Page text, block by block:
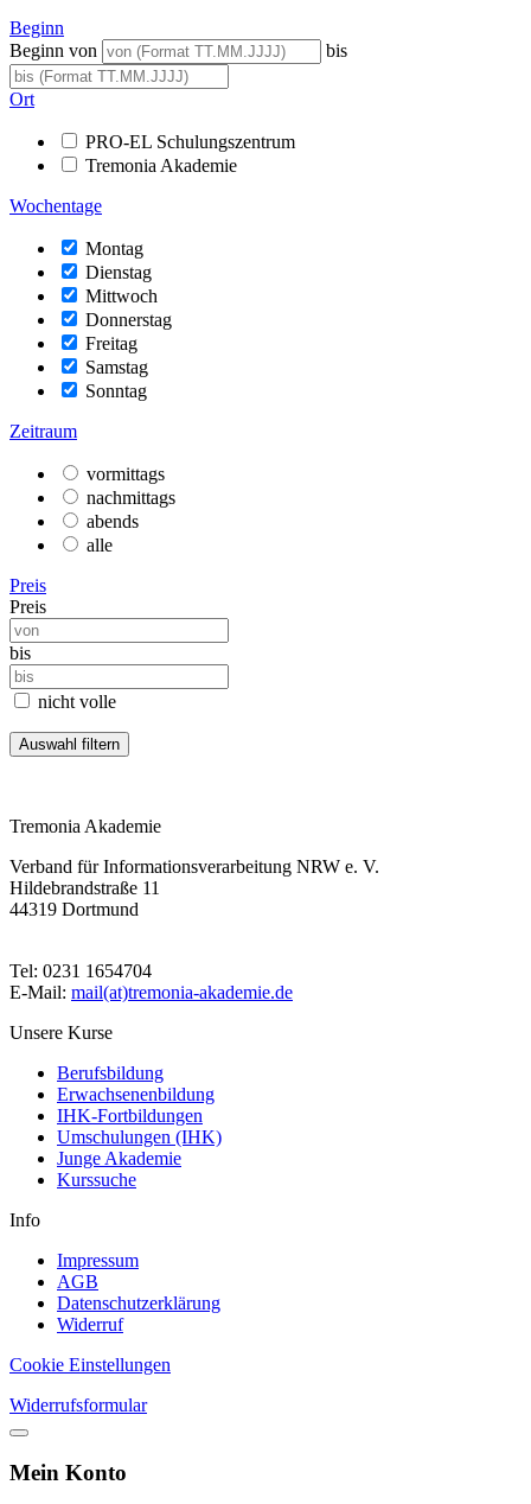
Beginn
Beginn von
bis
Ort
PRO-EL Schulungszentrum
Tremonia Akademie
Wochentage
Montag
Dienstag
Mittwoch
Donnerstag
Freitag
Samstag
Sonntag
Zeitraum
vormittags
nachmittags
abends
alle
Preis
Preis
bis
nicht volle
Tremonia Akademie
Verband für Informationsverarbeitung NRW e. V.
Hildebrandstraße 11
44319 Dortmund
Tel: 0231 1654704
E-Mail: mail(at)tremonia-akademie.de
Unsere Kurse
Berufsbildung
Erwachsenenbildung
IHK-Fortbildungen
Umschulungen (IHK)
Junge Akademie
Kurssuche
Info
Impressum
AGB
Datenschutzerklärung
Widerruf
Cookie Einstellungen
Widerrufsformular
Mein Konto